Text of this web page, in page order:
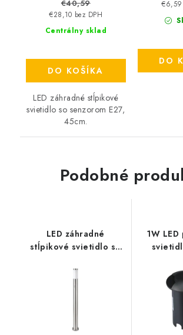
Centrálny sklad
€28,10 bez DPH
€40,59
DO KOŠÍKA
LED záhradné stĺpikové
svietidlo so senzorom E27,
45cm.
€6,59
DO
Podobné
LED záhradné
stĺpikové svietidlo so
saténový nikel
1W